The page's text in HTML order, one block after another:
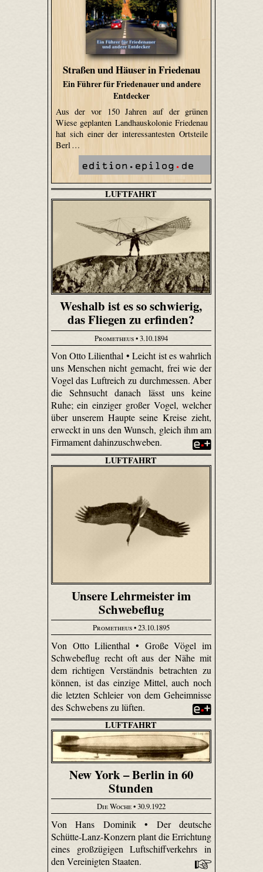
Straßen und Häuser in Friedenau
Ein Führer für Friedenauer und andere
Entdecker
Aus der vor 150 Jahren auf der grünen
Wiese geplanten Landhauskolonie Friedenau
hat sich einer der interessantesten Ortsteile
Berl …
LUFTFAHRT
Weshalb ist es so schwierig,
das Fliegen zu erfinden?
Prometheus• 3.10.1894
Von Otto Lilienthal • Leicht ist es wahrlich
uns Menschen nicht gemacht, frei wie der
Vogel das Luftreich zu durchmessen. Aber
die Sehnsucht danach lässt uns keine
Ruhe; ein einziger großer Vogel, welcher
über unserem Haupte seine Kreise zieht,
erweckt in uns den Wunsch, gleich ihm am
Firmament dahin­zuschweben.
LUFTFAHRT
Unsere Lehrmeister im
Schwebeflug
Prometheus• 23.10.1895
Von Otto Lilienthal • Große Vögel im
Schwebeflug recht oft aus der Nähe mit
dem richtigen Verständnis betrachten zu
können, ist das einzige Mittel, auch noch
die letzten Schleier von dem Geheimnisse
des Schwebens zu lüften.
LUFTFAHRT
New York – Berlin in 60
Stunden
Die Woche• 30.9.1922
Von Hans Dominik • Der deutsche
Schütte-Lanz-Konzern plant die Errichtung
eines großzügigen Luftschiffverkehrs in
den Vereinigten Staaten.